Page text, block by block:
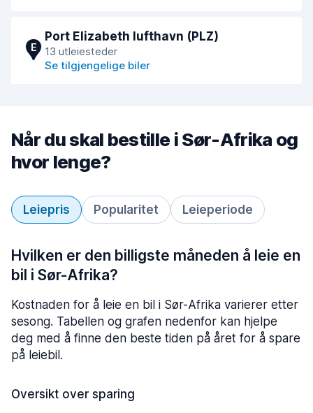
E
Port Elizabeth lufthavn (PLZ)
13 utleiesteder
Se tilgjengelige biler
Når du skal bestille i Sør-Afrika og
hvor lenge?
Leiepris Popularitet Leieperiode
Hvilken er den billigste måneden å leie en
bil i Sør-Afrika?
Kostnaden for å leie en bil i Sør-Afrika varierer etter
sesong. Tabellen og grafen nedenfor kan hjelpe
deg med å finne den beste tiden på året for å spare
på leiebil.
Oversikt over sparing